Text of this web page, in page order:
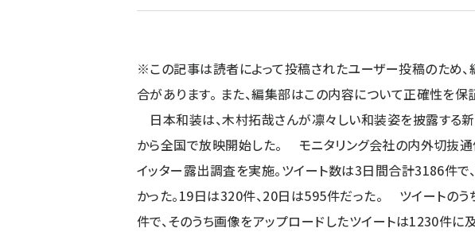
※この記事は読者によって投稿されたユーザー投稿のため
合があります。 また、編集部はこの内容について正確性を保
日本和装は、木村拓哉さんが凛々しい和装姿を披露する
から全国で放映開始した。 モニタリング会社の内外切抜
イッター露出調査を実施。ツイート数は3日間合計3186件
かった。19日は320件、20日は595件だった。 ツイートのう
件で、そのうち画像をアップロードしたツイートは1230件に